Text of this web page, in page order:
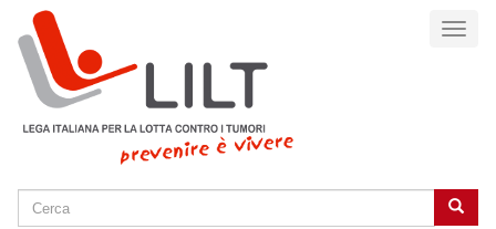
contenuto
principale
SEARCH Cerca